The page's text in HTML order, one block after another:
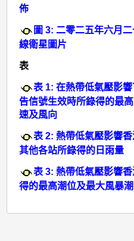
佈
圖 3: 二零二五年六月
線衛星圖片
表
表 1: 在熱帶低氣壓影
告信號生效時所錄得的最
速及風向
表 2: 熱帶低氣壓影響
其他各站所錄得的日雨量
表 3: 熱帶低氣壓影響
得的最高潮位及最大風暴潮